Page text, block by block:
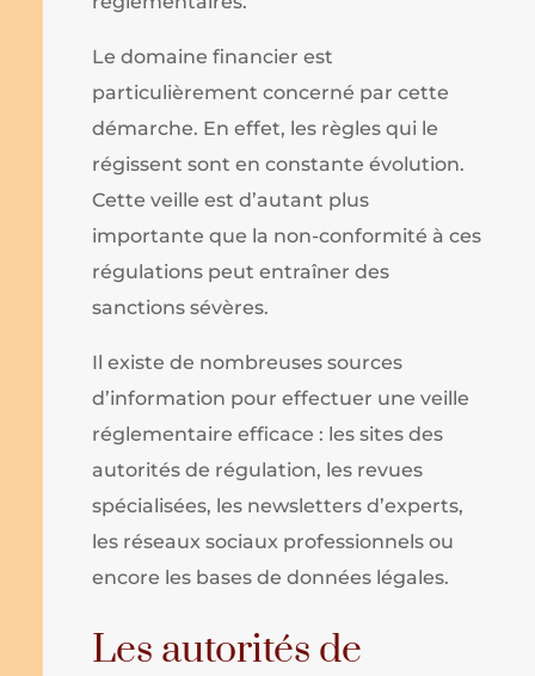
Le domaine financier est
particulièrement concerné par cette
démarche. En effet, les règles qui le
régissent sont en constante évolution.
Cette veille est d’autant plus
importante que la non-conformité à ces
régulations peut entraîner des
sanctions sévères.
Il existe de nombreuses sources
d’information pour effectuer une veille
réglementaire efficace : les sites des
autorités de régulation, les revues
spécialisées, les newsletters d’experts,
les réseaux sociaux professionnels ou
encore les bases de données légales.
Les autorités de